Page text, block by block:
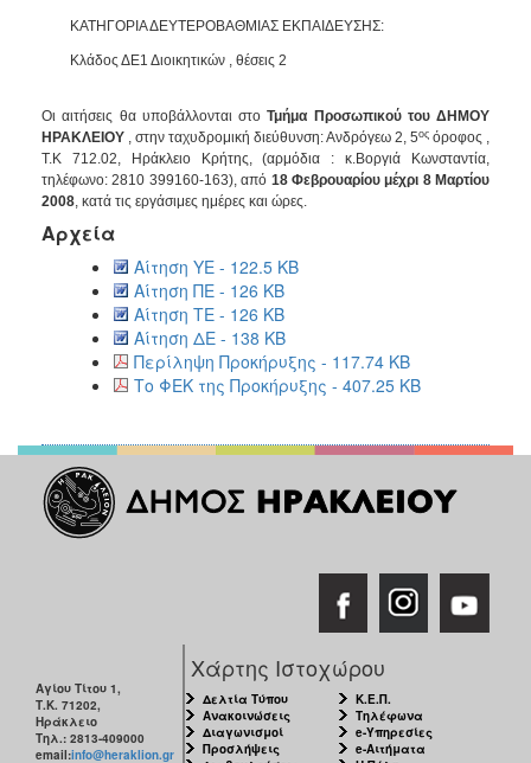
ΚΑΤΗΓΟΡΙΑ ΔΕΥΤΕΡΟΒΑΘΜΙΑΣ ΕΚΠΑΙΔΕΥΣΗΣ:
Κλάδος ΔΕ1 Διοικητικών , θέσεις 2
Οι αιτήσεις θα υποβάλλονται στοΤμήμα Προσωπικού του ΔΗΜΟΥ
ΗΡΑΚΛΕΙΟΥ , στην ταχυδρομική διεύθυνση:Ανδρόγεω 2, 5ος όροφος ,
Τ.Κ 712.02, Ηράκλειο Κρήτης, (αρμόδια : κ.Βοργιά Κωνσταντία,
τηλέφωνο: 2810 399160-163), από 18 Φεβρουαρίου μέχρι 8 Μαρτίου
2008, κατά τις εργάσιμες ημέρες και ώρες.
Αρχεία
Αίτηση ΥΕ - 122.5 KB
Αίτηση ΠΕ - 126 KB
Αίτηση ΤΕ - 126 KB
Αίτηση ΔΕ - 138 KB
Περίληψη Προκήρυξης - 117.74 KB
Το ΦΕΚ της Προκήρυξης - 407.25 KB
Αγίου Τίτου 1,
Τ.Κ. 71202,
Ηράκλειο
Τηλ.: 2813-409000
email:info@heraklion.gr
Χάρτης Ιστοχώρου
Δελτία Τύπου
Ανακοινώσεις
Διαγωνισμοί
Προσλήψεις
Κ.Ε.Π.
Τηλέφωνα
e-Υπηρεσίες
e-Αιτήματα